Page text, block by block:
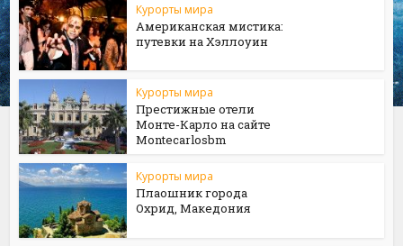
Курорты мира
Американская мистика:
путевки на Хэллоуин
Курорты мира
Престижные отели
Монте-Карло на сайте
Мontecarlosbm
Курорты мира
Плаошник города
Охрид, Македония